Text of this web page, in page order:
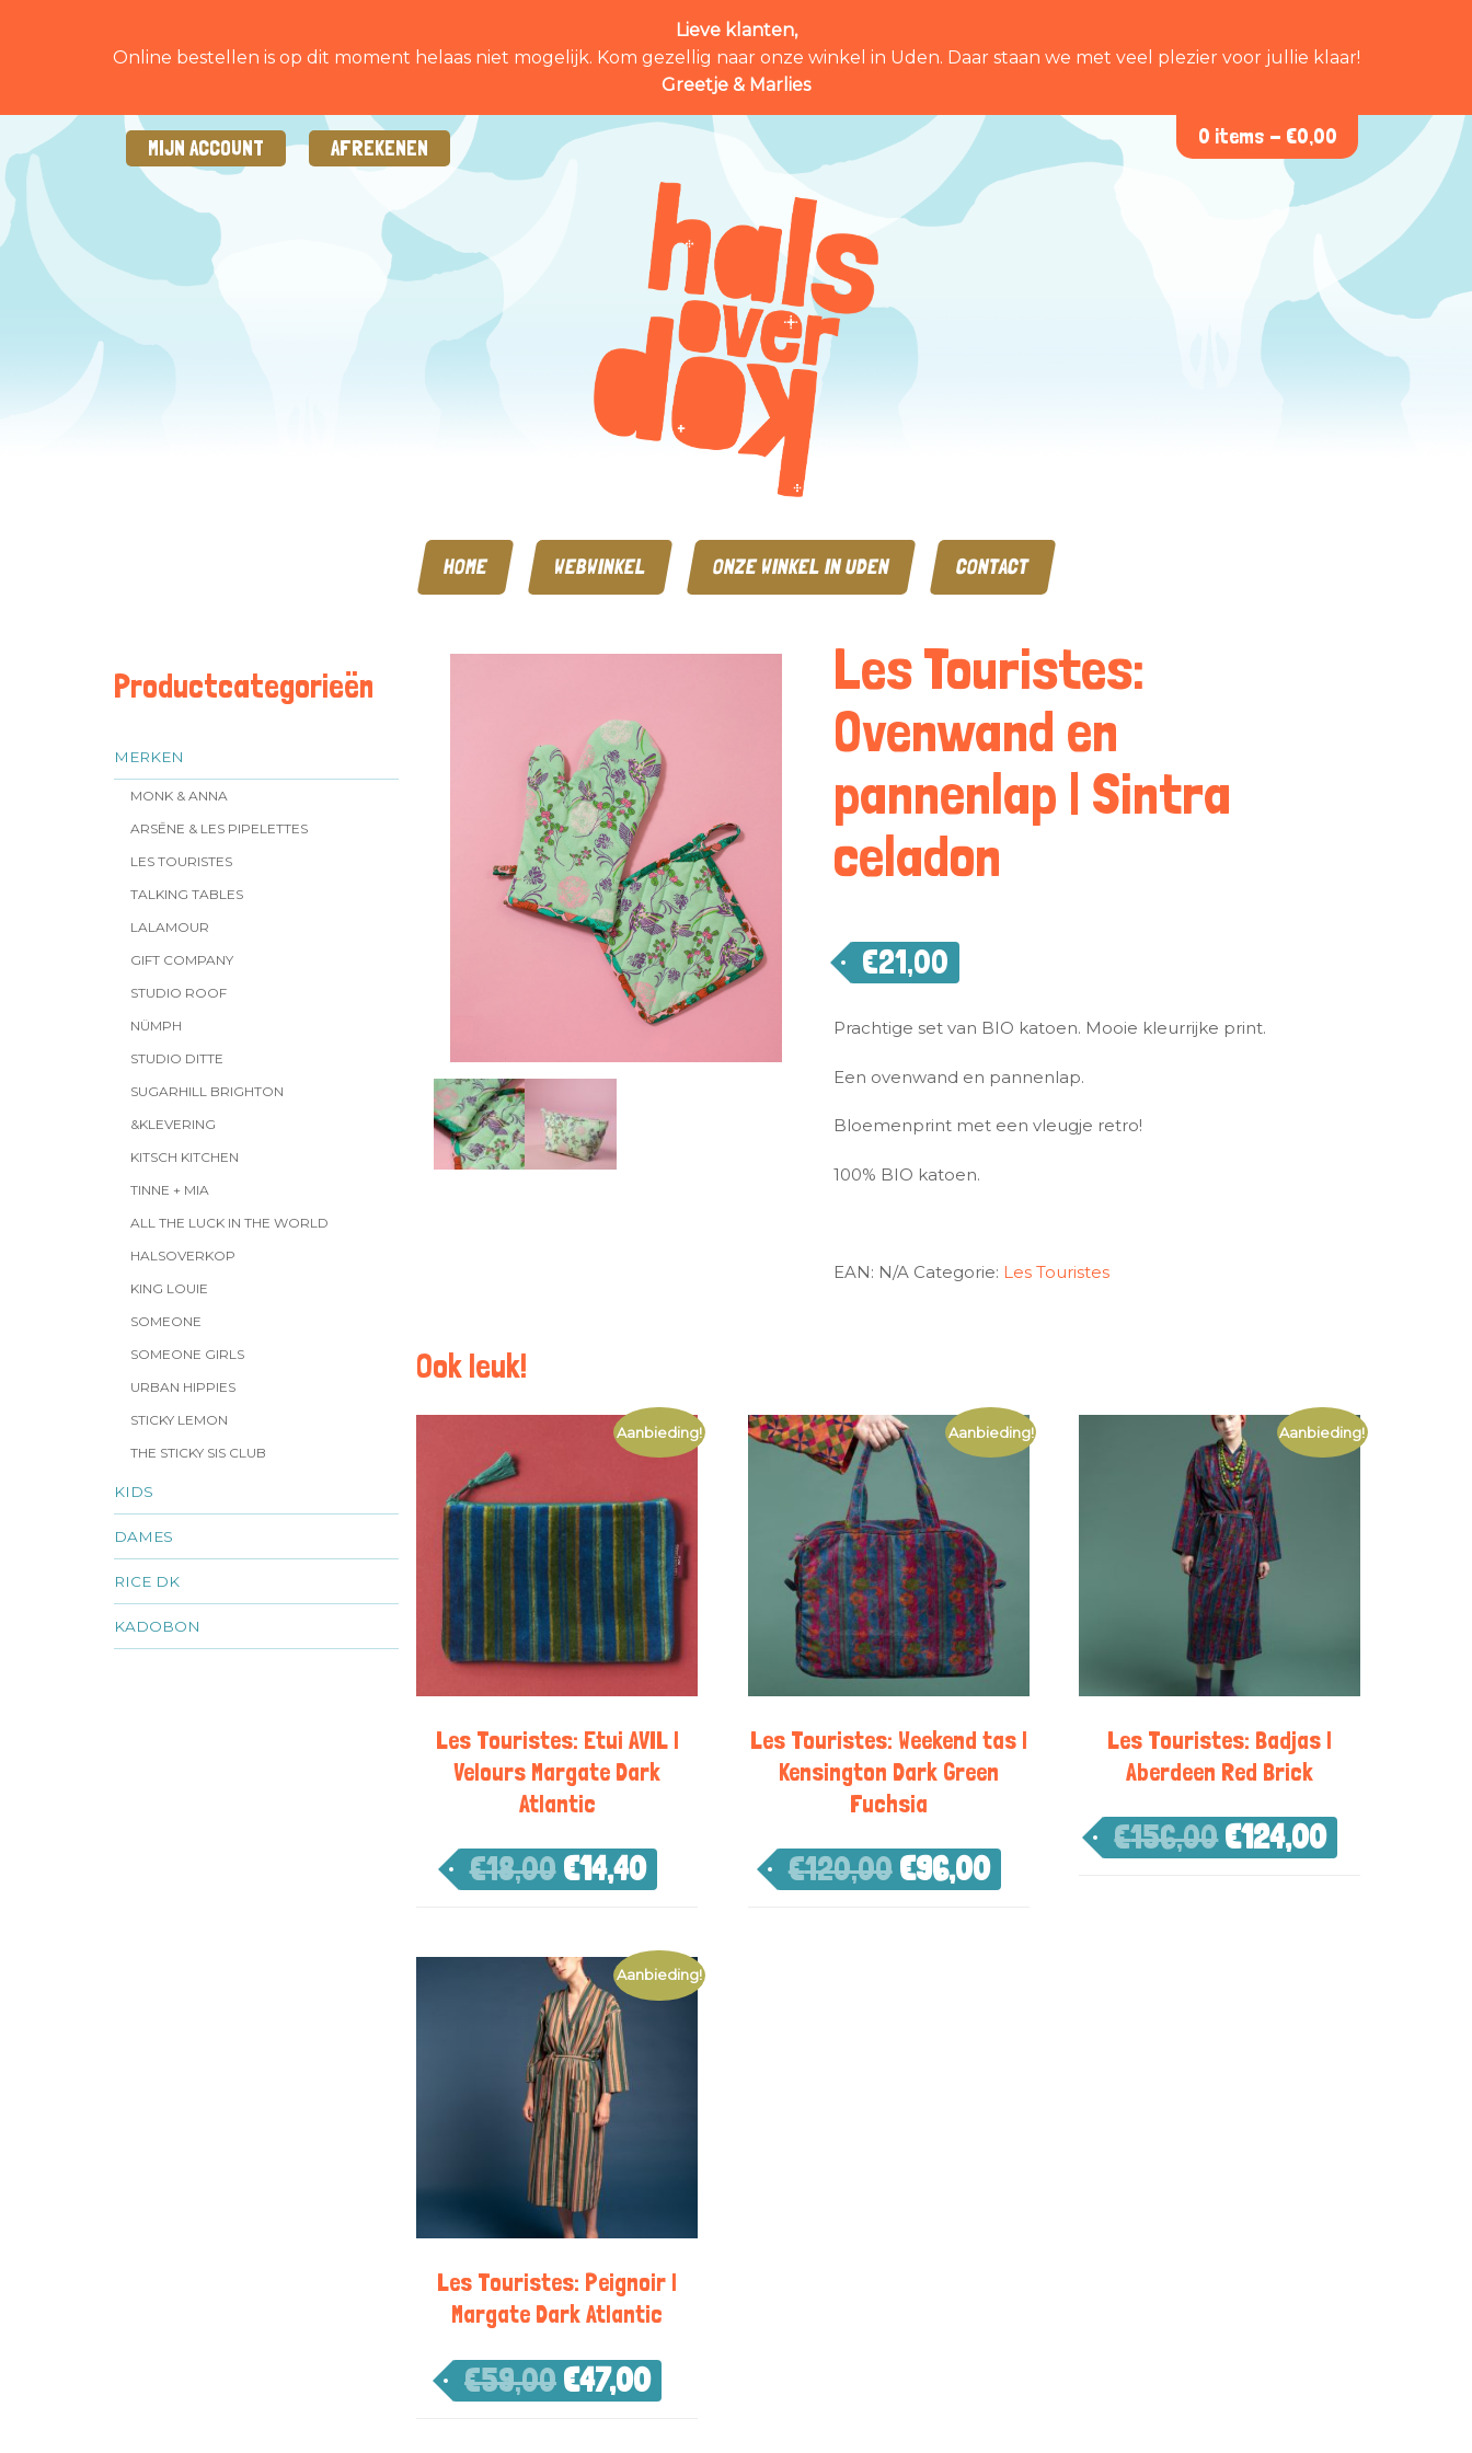
Lieve klanten,
Online bestellen is op dit moment helaas niet mogelijk. Kom gezellig naar onze winkel in Uden. Daar staan we met veel plezier voor jullie klaar!
Greetje & Marlies
MIJN ACCOUNT AFREKENEN 0 items - €0,00
HOME WEBWINKEL ONZE WINKEL IN UDEN CONTACT
Productcategorieën
MERKEN
MONK & ANNA
ARSĒNE & LES PIPELETTES
LES TOURISTES
TALKING TABLES
LALAMOUR
GIFT COMPANY
STUDIO ROOF
NÜMPH
STUDIO DITTE
SUGARHILL BRIGHTON
&KLEVERING
KITSCH KITCHEN
TINNE + MIA
ALL THE LUCK IN THE WORLD
HALSOVERKOP
KING LOUIE
SOMEONE
SOMEONE GIRLS
URBAN HIPPIES
STICKY LEMON
THE STICKY SIS CLUB
KIDS
DAMES
RICE DK
KADOBON
Les Touristes:
Ovenwand en
pannenlap | Sintra
celadon
€21,00
Prachtige set van BIO katoen. Mooie kleurrijke print.
Een ovenwand en pannenlap.
Bloemenprint met een vleugje retro!
100% BIO katoen.
EAN: N/A Categorie: Les Touristes
Ook leuk!
Aanbieding!
Les Touristes: Etui AVIL |
Velours Margate Dark
Atlantic
€18,00 €14,40
Aanbieding!
Les Touristes: Weekend tas |
Kensington Dark Green
Fuchsia
€120,00 €96,00
Aanbieding!
Les Touristes: Badjas |
Aberdeen Red Brick
€156,00€124,00
Aanbieding!
Les Touristes: Peignoir |
Margate Dark Atlantic
€59,00 €47,00